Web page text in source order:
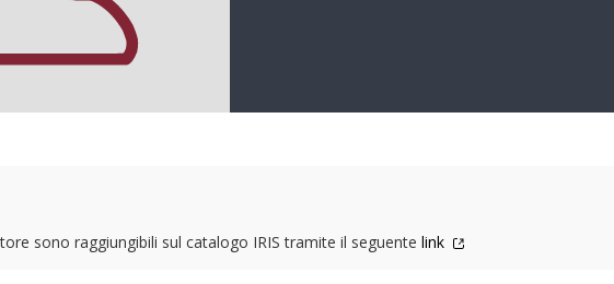
sono raggiungibili sul catalogo IRIS tramite il seguente link